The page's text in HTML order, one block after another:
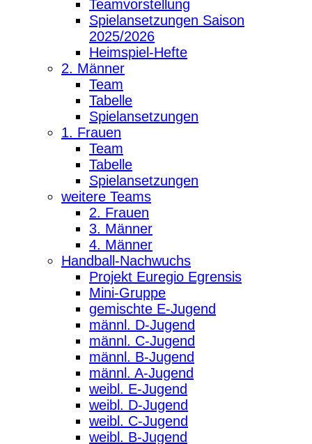
Teamvorstellung
Spielansetzungen Saison
2025/2026
Heimspiel-Hefte
2. Männer
Team
Tabelle
Spielansetzungen
1. Frauen
Team
Tabelle
Spielansetzungen
weitere Teams
2. Frauen
3. Männer
4. Männer
Handball-Nachwuchs
Projekt Euregio Egrensis
Mini-Gruppe
gemischte E-Jugend
männl. D-Jugend
männl. C-Jugend
männl. B-Jugend
männl. A-Jugend
weibl. E-Jugend
weibl. D-Jugend
weibl. C-Jugend
weibl. B-Jugend